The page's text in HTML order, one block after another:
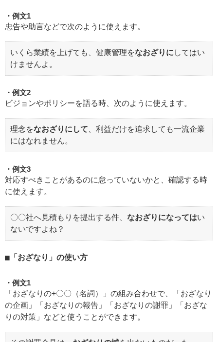
例文1
忠告や助言などで次のように使えます。
いくら業績を上げても、健康管理をなおざりに してはい
けませんよ。
例文2
ビジョンやポリシーを語る時、次のように使えます。
理念をなおざりにして 、利益だけを追求しても一流企業
にはなれません。
例文3
対応すべきことがあるのに怠っていないかと、確認する時
に使えます。
〇〇社へ見積もりを提出する件、 なおざりになってはい
ないですよね？
「おざなり」の使い方
例文1
「おざなりの+〇〇（名詞）」の組み合わせで、「おざなり
の企画」「おざなりの報告」「おざなりの謝罪」「おざな
りの対策」などと使うことができます。